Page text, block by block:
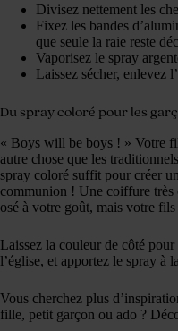
Divisez nettement les
Fixez les bandes
que seule la raie reste
Vaporisez le spray
Laissez sécher, enlevez
Du spray coloré pour les
« Boys will be boys ! » Votre
autre chose que les
spray coloré suffit pour créer
communion ! Une coiffure
osé à votre goût, mais votre
Laissez la couleur de côté
l’église, et apportez le spray à
Vous cherchez plus
fille, petit garçon ou ado ?